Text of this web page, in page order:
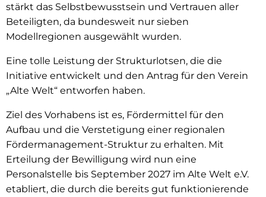
stärkt das Selbstbewusstsein und Vertrauen aller
Beteiligten, da bundesweit nur sieben
Modellregionen ausgewählt wurden.
Eine tolle Leistung der Strukturlotsen, die die
Initiative entwickelt und den Antrag für den Verein
„Alte Welt“ entworfen haben.
Ziel des Vorhabens ist es, Fördermittel für den
Aufbau und die Ver­stetigung einer regionalen
Fördermanagement-Struktur zu erhalten. Mit
Erteilung der Bewilligung wird nun eine
Personalstelle bis Septem­ber 2027 im Alte Welt e.V.
etabliert, die durch die bereits gut funktio­nierende